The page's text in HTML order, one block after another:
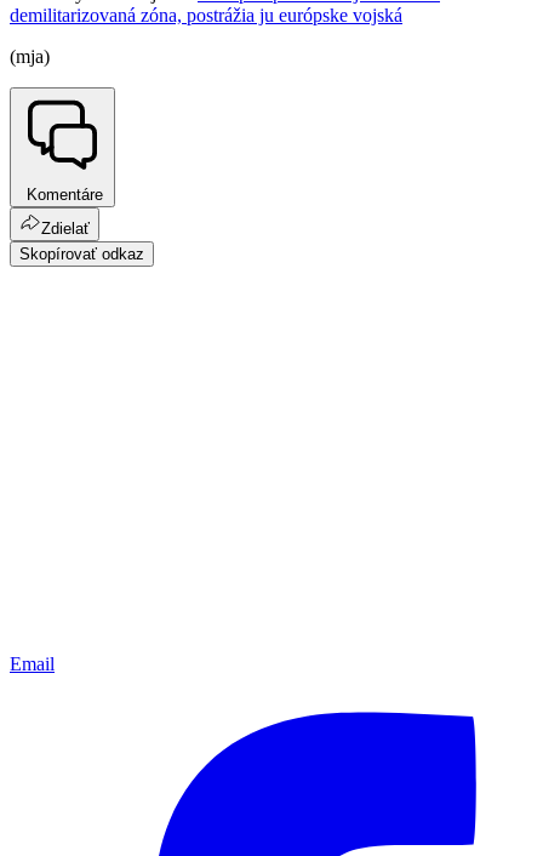
demilitarizovaná zóna, postrážia ju európske vojská
(mja)
Komentáre
Zdielať
Skopírovať odkaz
Email